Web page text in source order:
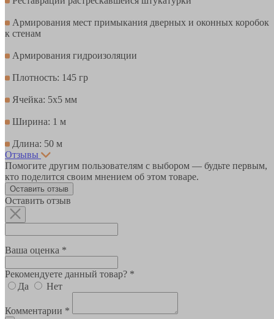
Армирования мест примыкания дверных и оконных коробок
к стенам
Армирования гидроизоляции
Плотность: 145 гр
Ячейка: 5х5 мм
Ширина: 1 м
Длина: 50 м
Отзывы
Помогите другим пользователям с выбором — будьте первым,
кто поделится своим мнением об этом товаре.
Оставить отзыв
Оставить отзыв
Ваша оценка *
Рекомендуете данный товар? *
Да
Нет
Комментарии *